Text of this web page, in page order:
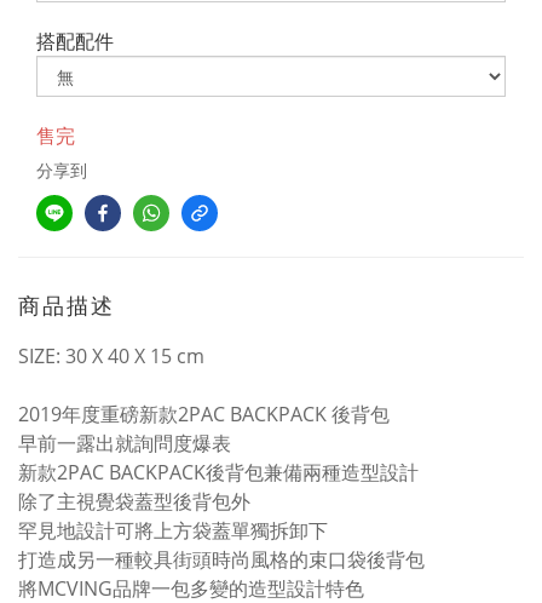
搭配配件
售完
分享到
商品描述
SIZE: 30 X 40 X 15 cm
2019年度重磅新款2PAC BACKPACK 後背包
早前一露出就詢問度爆表
新款2PAC BACKPACK後背包兼備兩種造型設計
除了主視覺袋蓋型後背包外
罕見地設計可將上方袋蓋單獨拆卸下
打造成另一種較具街頭時尚風格的束口袋後背包
將MCVING品牌一包多變的造型設計特色